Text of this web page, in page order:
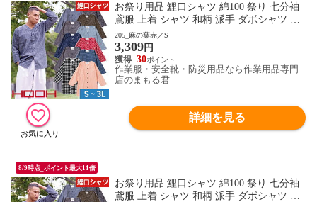
お祭り用品 鯉口シャツ 綿100 祭り 七分袖
鳶服 上着 シャツ 和柄 派手 ダボシャツ 村
上被服 鳳皇 HOOH お祭り 夏祭り 花火大会
衣装 大人 男 縁日 出店 おみこし 祭り 職人
神和風 柄 華やか かっこいい おしゃれ 570
0 作業服 通年 大きいサイズ
205_麻の葉赤／S
3,309円
30
作業服・安全靴・防災用品なら作業用品専門
店のまもる君
詳細を見る
8/9時点_ポイント最大11倍
お祭り用品 鯉口シャツ 綿100 祭り 七分袖
鳶服 上着 シャツ 和柄 派手 ダボシャツ 村